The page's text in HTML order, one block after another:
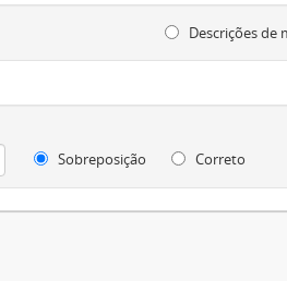
Descrições de
Sobreposição
Correto